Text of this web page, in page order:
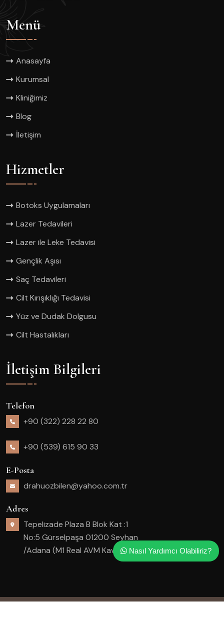
Menü
Anasayfa
Kurumsal
Kliniğimiz
Blog
İletişim
Hizmetler
Botoks Uygulamaları
Lazer Tedavileri
Lazer ile Leke Tedavisi
Gençlik Aşısı
Saç Tedavileri
Cilt Kırışıklığı Tedavisi
Yüz ve Dudak Dolgusu
Cilt Hastalıkları
İletişim Bilgileri
Telefon
+90 (322) 228 22 80
+90 (539) 615 90 33
E-Posta
drahuozbilen@yahoo.com.tr
Adres
Tepelizade Plaza B Blok Kat :1
No:5 Gürselpaşa 01200 Seyhan
/Adana (M1 Real AVM Kavşağı)Nasıl Yardımcı Olabiliriz?